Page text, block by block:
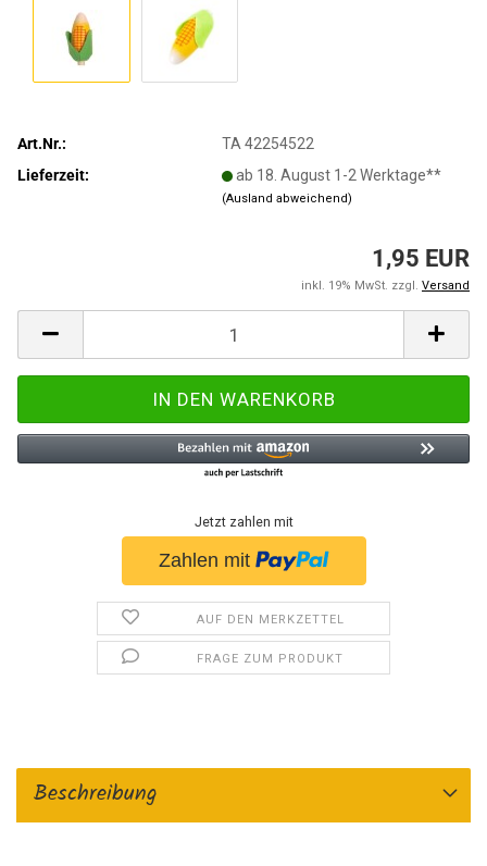
Art.Nr.:
TA 42254522
Lieferzeit:
ab 18. August 1-2 Werktage**
(Ausland abweichend)
1,95 EUR
inkl. 19% MwSt. zzgl. Versand
Jetzt zahlen mit
AUF DEN MERKZETTEL
FRAGE ZUM PRODUKT
Beschreibung